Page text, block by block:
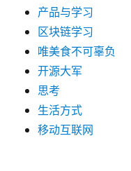
产品与学习
区块链学习
唯美食不可辜负
开源大军
思考
生活方式
移动互联网